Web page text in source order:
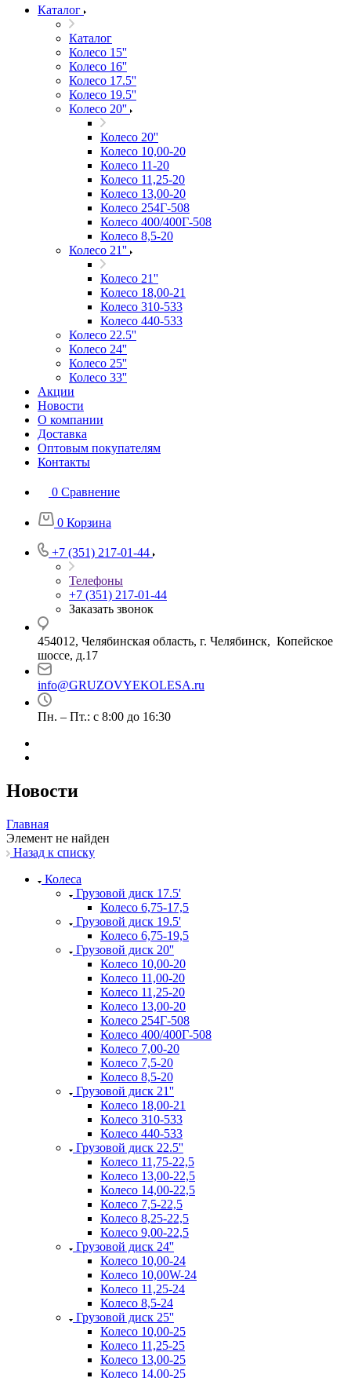
Каталог
Каталог
Колесо 15''
Колесо 16''
Колесо 17.5''
Колесо 19.5''
Колесо 20''
Колесо 20''
Колесо 10,00-20
Колесо 11-20
Колесо 11,25-20
Колесо 13,00-20
Колесо 254Г-508
Колесо 400/400Г-508
Колесо 8,5-20
Колесо 21''
Колесо 21''
Колесо 18,00-21
Колесо 310-533
Колесо 440-533
Колесо 22.5''
Колесо 24''
Колесо 25''
Колесо 33''
Акции
Новости
О компании
Доставка
Оптовым покупателям
Контакты
0 Сравнение
0 Корзина
+7 (351) 217-01-44
Телефоны
+7 (351) 217-01-44
Заказать звонок
454012, Челябинская область, г. Челябинск, Копейское
шоссе, д.17
info@GRUZOVYEKOLESA.ru
Пн. – Пт.: с 8:00 до 16:30
Новости
Главная
Элемент не найден
Назад к списку
Колеса
Грузовой диск 17.5'
Колесо 6,75-17,5
Грузовой диск 19.5'
Колесо 6,75-19,5
Грузовой диск 20''
Колесо 10,00-20
Колесо 11,00-20
Колесо 11,25-20
Колесо 13,00-20
Колесо 254Г-508
Колесо 400/400Г-508
Колесо 7,00-20
Колесо 7,5-20
Колесо 8,5-20
Грузовой диск 21''
Колесо 18,00-21
Колесо 310-533
Колесо 440-533
Грузовой диск 22.5''
Колесо 11,75-22,5
Колесо 13,00-22,5
Колесо 14,00-22,5
Колесо 7,5-22,5
Колесо 8,25-22,5
Колесо 9,00-22,5
Грузовой диск 24''
Колесо 10,00-24
Колесо 10,00W-24
Колесо 11,25-24
Колесо 8,5-24
Грузовой диск 25''
Колесо 10,00-25
Колесо 11,25-25
Колесо 13,00-25
Колесо 14,00-25